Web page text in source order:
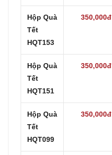
Hộp Quà
Tết
HQT153
350,000đ
Hộp Quà
Tết
HQT151
350,000đ
Hộp Quà
Tết
HQT099
350,000đ